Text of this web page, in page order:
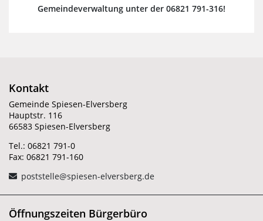
Gemeindeverwaltung unter der 06821 791-316!
Kontakt
Gemeinde Spiesen-Elversberg
Hauptstr. 116
66583 Spiesen-Elversberg
Tel.: 06821 791-0
Fax: 06821 791-160
poststelle@spiesen-elversberg.de
Öffnungszeiten Bürgerbüro